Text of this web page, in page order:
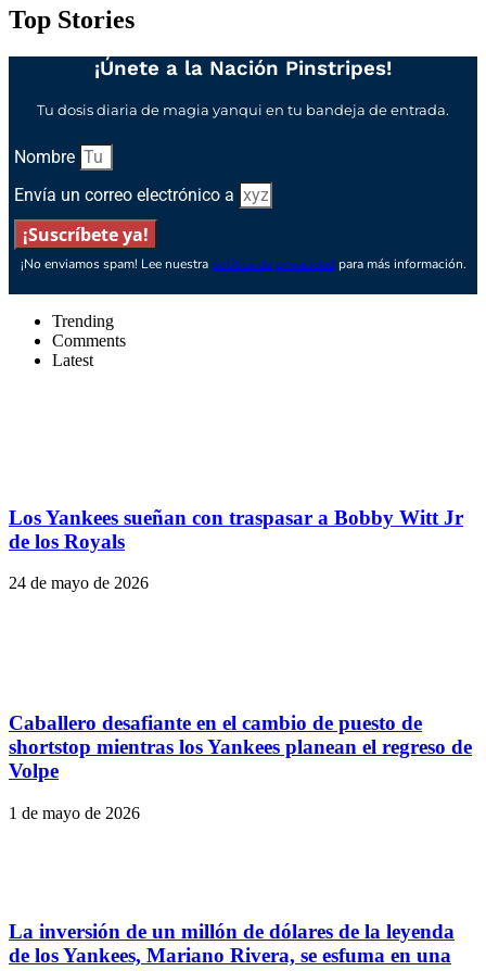
Top Stories
¡Únete a la Nación Pinstripes!
Tu dosis diaria de magia yanqui en tu bandeja de entrada.
Nombre
Envía un correo electrónico a
¡Suscríbete ya!
¡No enviamos spam! Lee nuestra política de privacidad para más información.
Trending
Comments
Latest
Los Yankees sueñan con traspasar a Bobby Witt Jr
de los Royals
24 de mayo de 2026
Caballero desafiante en el cambio de puesto de
shortstop mientras los Yankees planean el regreso de
Volpe
1 de mayo de 2026
La inversión de un millón de dólares de la leyenda
de los Yankees, Mariano Rivera, se esfuma en una